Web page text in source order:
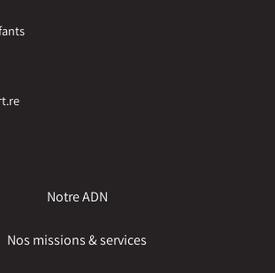
Notre ADN
Nos missions & services